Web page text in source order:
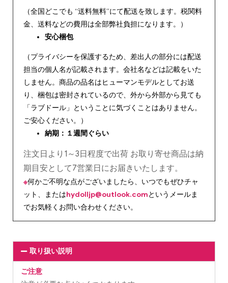
（全国どこでも “送料無料”にて配送を致します。税関料
金、送料などの費用は全部弊社負担になります。）
安心梱包
（プライバシーを保護するため、差出人の部分には配送
担当の個人名が記載されます。会社名などは記載をいた
しません。商品の品名はヒューマンモデルとしてお送
り、梱包は密封されているので、外から外部から見ても
「ラブドール」ということに気づくことはありません。
ご安心ください。）
納期：１週間ぐらい
注文日より1～3日程度で出荷 お取り寄せ商品は納
期目安として7営業日にお届きいたします。
※何かご不明な点がございましたら、いつでもぜひチャ
ット、またはhydolljp@outlook.comというメールま
でお気軽くお問い合わせください。
取り扱い説明
ご注意